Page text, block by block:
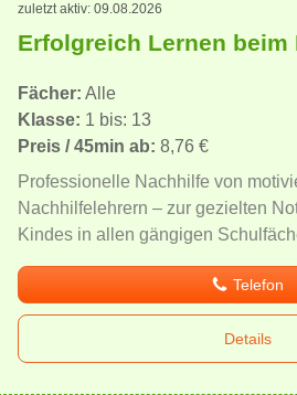
zuletzt aktiv: 09.08.2026
Erfolgreich Lernen beim
Fächer: Alle
Klasse: 1 bis: 13
Preis / 45min ab: 8,76 €
Professionelle Nachhilfe von
Nachhilfelehrern – zur gezielten
Kindes in allen gängigen
Telefon
Details